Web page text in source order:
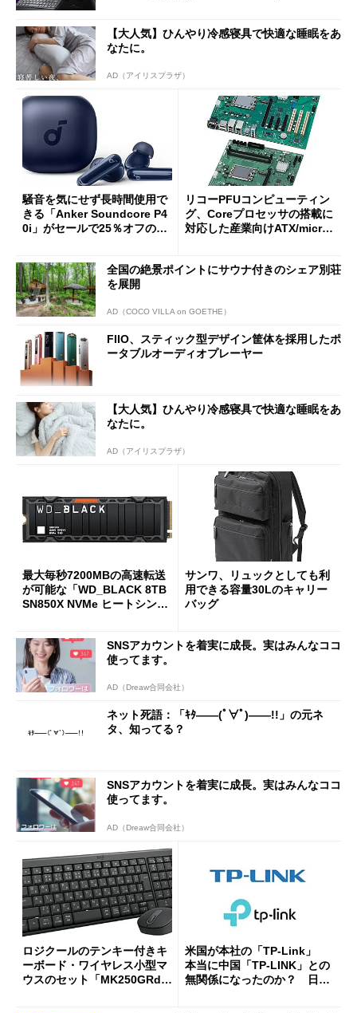
【大人気】ひんやり冷感寝具で快適な睡眠をあ
なたに。
AD（アイリスプラザ）
騒音を気にせず長時間使用で
きる「Anker Soundcore P4
0i」がセールで25％オフの59
リコーPFUコンピューティン
グ、Coreプロセッサの搭載に
対応した産業向けATX/micro
全国の絶景ポイントにサウナ付きのシェア別荘
を展開
AD（COCO VILLA on GOETHE）
FIIO、スティック型デザイン筐体を採用したポ
ータブルオーディオプレーヤー
【大人気】ひんやり冷感寝具で快適な睡眠をあ
なたに。
AD（アイリスプラザ）
最大毎秒7200MBの高速転送
が可能な「WD_BLACK 8TB
SN850X NVMe ヒートシンク
サンワ、リュックとしても利
用できる容量30Lのキャリー
バッグ
SNSアカウントを着実に成長。実はみんなココ
使ってます。
AD（Dreaw合同会社）
ネット死語：「ｷﾀ――(ﾟ∀ﾟ)――!!」の元ネ
タ、知ってる？
SNSアカウントを着実に成長。実はみんなココ
使ってます。
AD（Dreaw合同会社）
ロジクールのテンキー付きキ
ーボード・ワイヤレス小型マ
ウスのセット「MK250GRd」
米国が本社の「TP-Link」
本当に中国「TP-LINK」との
無関係になったのか？ 日本